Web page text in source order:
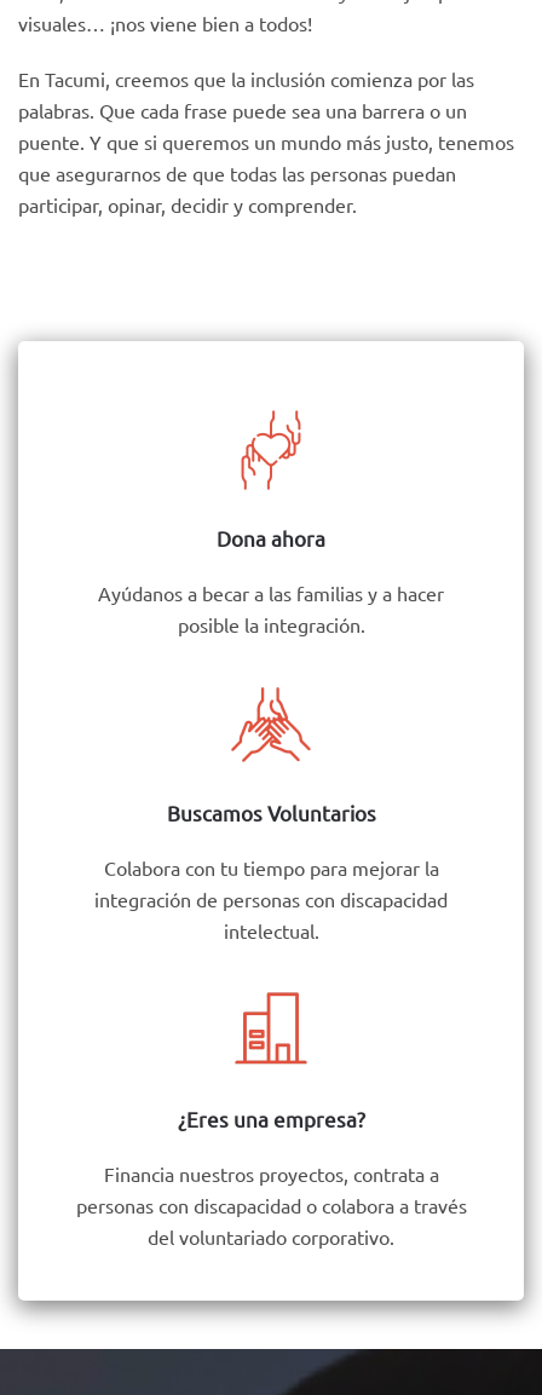
visuales… ¡nos viene bien a todos!
En Tacumi, creemos que la inclusión comienza por las
palabras. Que cada frase puede sea una barrera o un
puente. Y que si queremos un mundo más justo, tenemos
que asegurarnos de que todas las personas puedan
participar, opinar, decidir y comprender.
Dona ahora
Ayúdanos a becar a las familias y a hacer
posible la integración.
Buscamos Voluntarios
Colabora con tu tiempo para mejorar la
integración de personas con discapacidad
intelectual.
¿Eres una empresa?
Financia nuestros proyectos, contrata a
personas con discapacidad o colabora a través
del voluntariado corporativo.